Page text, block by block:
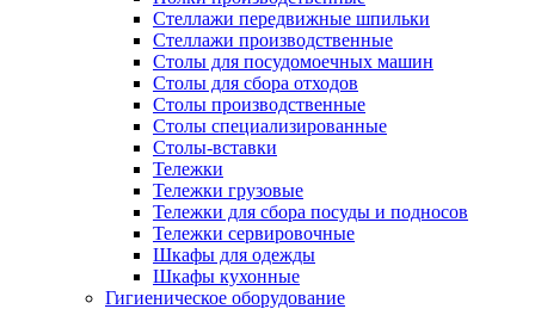
Стеллажи передвижные шпильки
Стеллажи производственные
Столы для посудомоечных машин
Столы для сбора отходов
Столы производственные
Столы специализированные
Столы-вставки
Тележки
Тележки грузовые
Тележки для сбора посуды и подносов
Тележки сервировочные
Шкафы для одежды
Шкафы кухонные
Гигиеническое оборудование